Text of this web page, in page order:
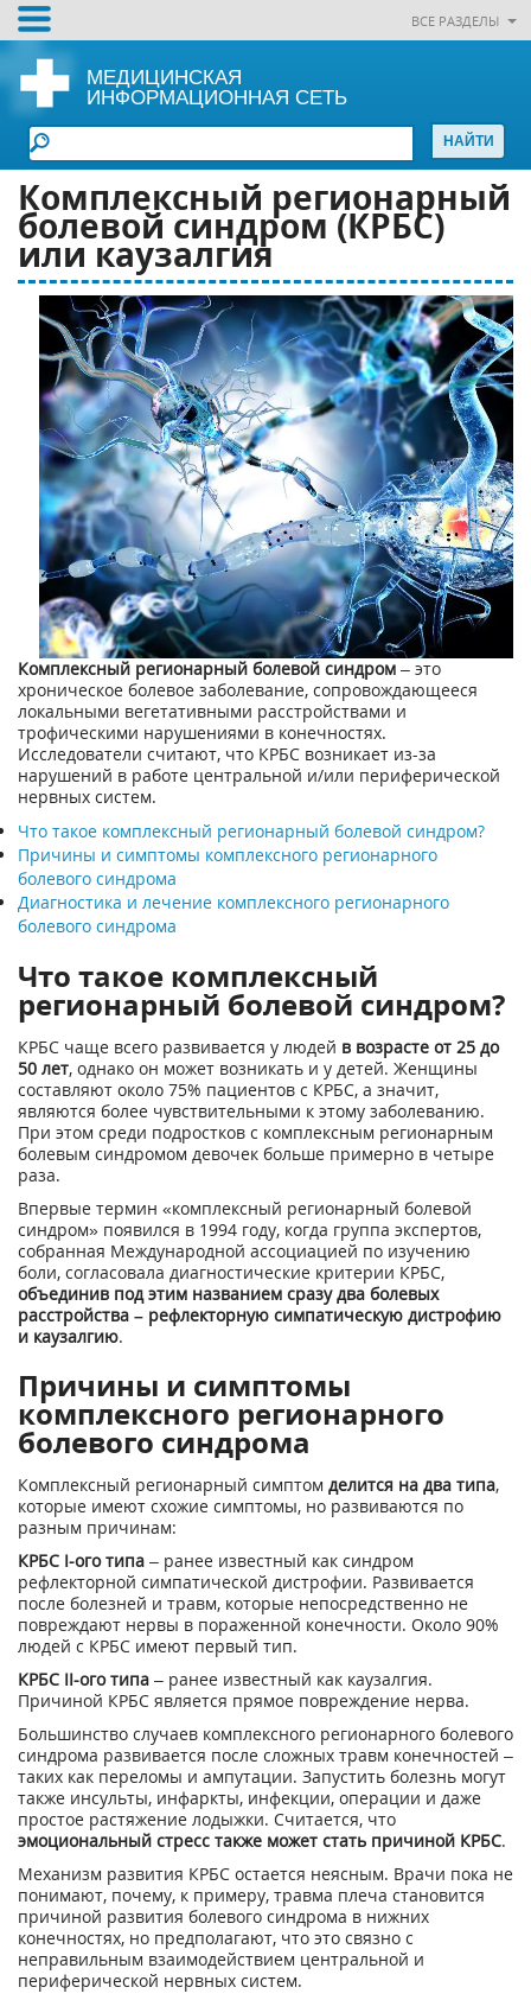
ВСЕ РАЗДЕЛЫ
МЕДИЦИНСКАЯ
ИНФОРМАЦИОННАЯ СЕТЬ
Комплексный регионарный
болевой синдром (КРБС)
или каузалгия
Комплексный регионарный болевой синдром – это
хроническое болевое заболевание, сопровождающееся
локальными вегетативными расстройствами и
трофическими нарушениями в конечностях.
Исследователи считают, что КРБС возникает из-за
нарушений в работе центральной и/или периферической
нервных систем.
Что такое комплексный регионарный болевой синдром?
Причины и симптомы комплексного регионарного
болевого синдрома
Диагностика и лечение комплексного регионарного
болевого синдрома
Что такое комплексный
регионарный болевой синдром?
КРБС чаще всего развивается у людей в возрасте от 25 до
50 лет, однако он может возникать и у детей. Женщины
составляют около 75% пациентов с КРБС, а значит,
являются более чувствительными к этому заболеванию.
При этом среди подростков с комплексным регионарным
болевым синдромом девочек больше примерно в четыре
раза.
Впервые термин «комплексный регионарный болевой
синдром» появился в 1994 году, когда группа экспертов,
собранная Международной ассоциацией по изучению
боли, согласовала диагностические критерии КРБС,
объединив под этим названием сразу два болевых
расстройства – рефлекторную симпатическую дистрофию
и каузалгию.
Причины и симптомы
комплексного регионарного
болевого синдрома
Комплексный регионарный симптом делится на два типа,
которые имеют схожие симптомы, но развиваются по
разным причинам:
КРБС I-ого типа – ранее известный как синдром
рефлекторной симпатической дистрофии. Развивается
после болезней и травм, которые непосредственно не
повреждают нервы в пораженной конечности. Около 90%
людей с КРБС имеют первый тип.
КРБС II-ого типа – ранее известный как каузалгия.
Причиной КРБС является прямое повреждение нерва.
Большинство случаев комплексного регионарного болевого
синдрома развивается после сложных травм конечностей –
таких как переломы и ампутации. Запустить болезнь могут
также инсульты, инфаркты, инфекции, операции и даже
простое растяжение лодыжки. Считается, что
эмоциональный стресс также может стать причиной КРБС.
Механизм развития КРБС остается неясным. Врачи пока не
понимают, почему, к примеру, травма плеча становится
причиной развития болевого синдрома в нижних
конечностях, но предполагают, что это связно с
неправильным взаимодействием центральной и
периферической нервных систем.